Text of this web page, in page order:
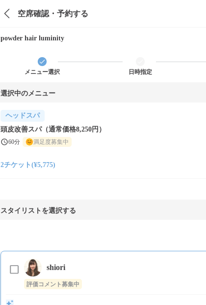
空席確認・予約する
powder hair luminity
メニュー選択 日時指定
選択中のメニュー
ヘッドスパ
頭皮改善スパ（通常価格8,250円）
60分 満足度募集中
2チケット(¥5,775)
スタイリストを選択する
shiori
評価コメント募集中